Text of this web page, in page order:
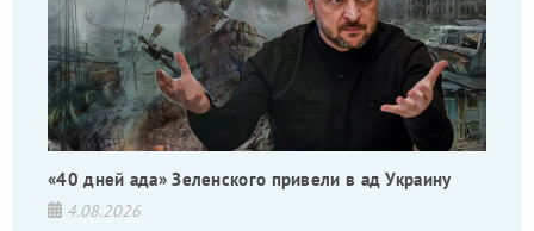
«40 дней ада» Зеленского привели в ад Украину
4.08.2026